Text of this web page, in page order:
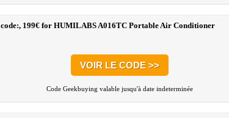
code:, 199€ for HUMILABS A016TC Portable Air Conditioner
VOIR LE CODE >>
Code Geekbuying valable jusqu'à date indeterminée